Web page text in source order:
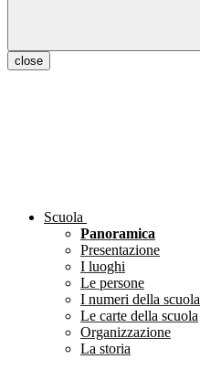
close
Scuola
Panoramica
Presentazione
I luoghi
Le persone
I numeri della scuola
Le carte della scuola
Organizzazione
La storia